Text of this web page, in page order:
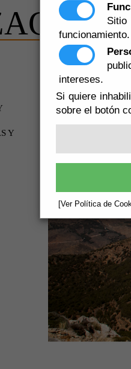
funcionamiento.
intereses.
Si quiere
sobre el botón
[Ver Política de
Y